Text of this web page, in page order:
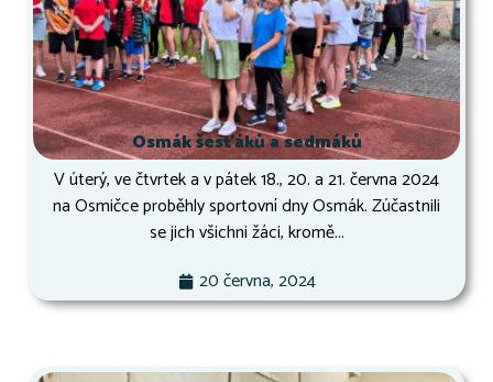
Osmák šesťáků a sedmáků
V úterý, ve čtvrtek a v pátek 18., 20. a 21. června 2024
na Osmičce proběhly sportovní dny Osmák. Zúčastnili
se jich všichni žáci, kromě...
20 června, 2024